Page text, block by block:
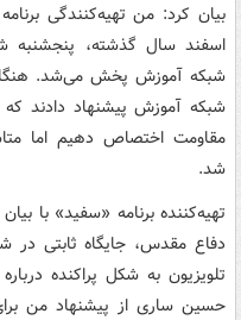
بیان کرد: من تهیه‌کنندگی
اسفند سال گذشته،
شبکه آموزش پخش می‌شد.
شبکه آموزش پیشنهاد دادند
مقاومت اختصاص دهیم اما
شد.
تهیه‌کننده برنامه «سفید» با
دفاع مقدس، جایگاه ثابتی در
تلویزیون به شکل پراکنده
حسین ساری از پیشنهاد من